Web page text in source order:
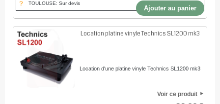
TOULOUSE: Sur devis
Ajouter au panier
Location platine vinyle Technics SL1200 mk3
Location d'une platine vinyle Technics SL1200 mk3
Voir ce produit